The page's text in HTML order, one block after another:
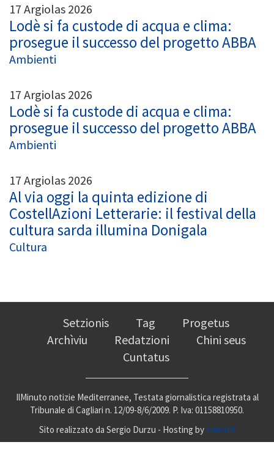
17 Argiolas 2026
Lodè si fa custode di acqua e clima:
prosegue il successo del progetto ABBA
Ambienti
17 Argiolas 2026
Lodè si fa custode di acqua e clima:
prosegue il successo del progetto ABBA
Ambienti
17 Argiolas 2026
Al via oggi la quinta edizione di
CostellAzioni Letterarie: il festival della
cultura sarda illumina Donigala
Cultura
Setzionis Tag
Progetus
Archìviu
Redatzioni
Chini seus
Cuntatus
IlMinuto notizie Mediterranee, Testata giornalistica registrata al
Tribunale di Cagliari n. 12/09-8/6/2009. P. Iva: 01158810950.
Sito realizzato da Sergio Durzu - Hosting by Kimsufi